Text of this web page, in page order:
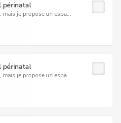
périnatal
mais je propose un espa...
périnatal
mais je propose un espa...